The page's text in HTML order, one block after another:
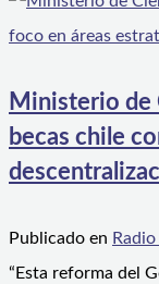
Ministerio de
becas chile
Publicado en
“Esta reforma del